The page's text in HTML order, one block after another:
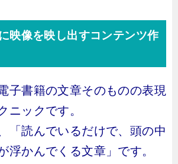
映像を映し出すコンテンツ作
子書籍の文章そのものの表現
ニックです。
「読んでいるだけで、頭の中
浮かんでくる文章」です。